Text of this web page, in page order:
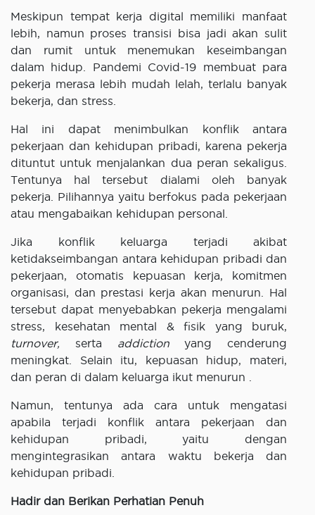
Meskipun tempat kerja digital memiliki manfaat
lebih, namun proses transisi bisa jadi akan sulit
dan rumit untuk menemukan keseimbangan
dalam hidup. Pandemi Covid-19 membuat para
pekerja merasa lebih mudah lelah, terlalu banyak
bekerja, dan stress.
Hal ini dapat menimbulkan konflik antara
pekerjaan dan kehidupan pribadi, karena pekerja
dituntut untuk menjalankan dua peran sekaligus.
Tentunya hal tersebut dialami oleh banyak
pekerja. Pilihannya yaitu berfokus pada pekerjaan
atau mengabaikan kehidupan personal.
Jika konflik keluarga terjadi akibat
ketidakseimbangan antara kehidupan pribadi dan
pekerjaan, otomatis kepuasan kerja, komitmen
organisasi, dan prestasi kerja akan menurun. Hal
tersebut dapat menyebabkan pekerja mengalami
stress, kesehatan mental & fisik yang buruk,
turnover, serta addictionyang cenderung
meningkat. Selain itu, kepuasan hidup, materi,
dan peran di dalam keluarga ikut menurun .
Namun, tentunya ada cara untuk mengatasi
apabila terjadi konflik antara pekerjaan dan
kehidupan pribadi, yaitu dengan
mengintegrasikan antara waktu bekerja dan
kehidupan pribadi.
Hadir dan Berikan Perhatian Penuh